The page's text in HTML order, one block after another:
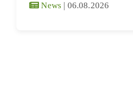
News 06.08.2026